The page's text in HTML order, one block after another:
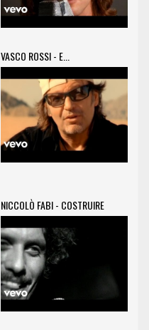
VASCO ROSSI - E...
NICCOLÒ FABI - COSTRUIRE